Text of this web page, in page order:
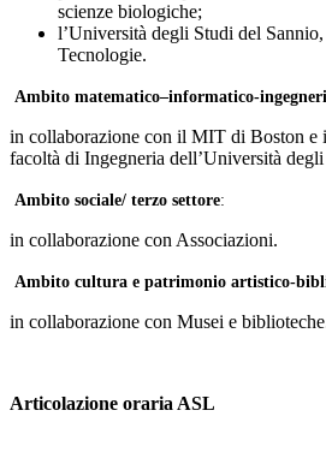
scienze biologiche;
l’Università degli Studi del
Tecnologie.
Ambito matematico–informatico-
in collaborazione con il MIT di Boston e
facoltà di Ingegneria dell’Università
Ambito sociale/ terzo settore:
in collaborazione con Associazioni.
Ambito cultura e patrimonio artistico-
in collaborazione con Musei e
Articolazione oraria ASL